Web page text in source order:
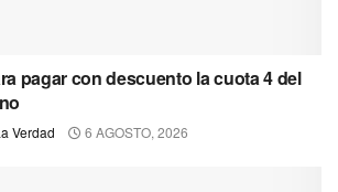
pagar con descuento la cuota 4 del
Verdad 6 AGOSTO, 2026